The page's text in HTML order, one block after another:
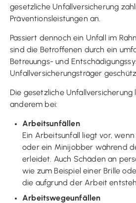
gesetzliche Unfallversicherung
Präventionsleistungen an.
Passiert dennoch ein Unfall im
sind die Betroffenen durch ein
Betreuungs- und
Unfallversicherungsträger
Die gesetzliche
anderem bei:
Arbeitsunfällen
Ein Arbeitsunfall liegt vor,
oder ein Minijobber während
erleidet. Auch Schäden an
wie zum Beispiel einer Brille
die aufgrund der Arbeit
Arbeitswegeunfällen